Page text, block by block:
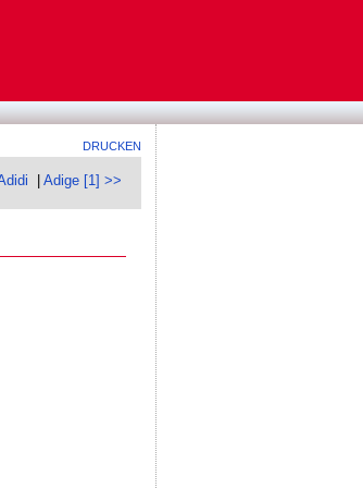
DRUCKEN
|Adige [1] >>